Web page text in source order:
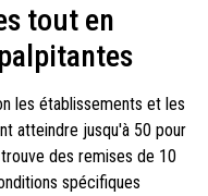
tout en
les établissements et les
atteindre jusqu'à 50 pour
des remises de 10
spécifiques